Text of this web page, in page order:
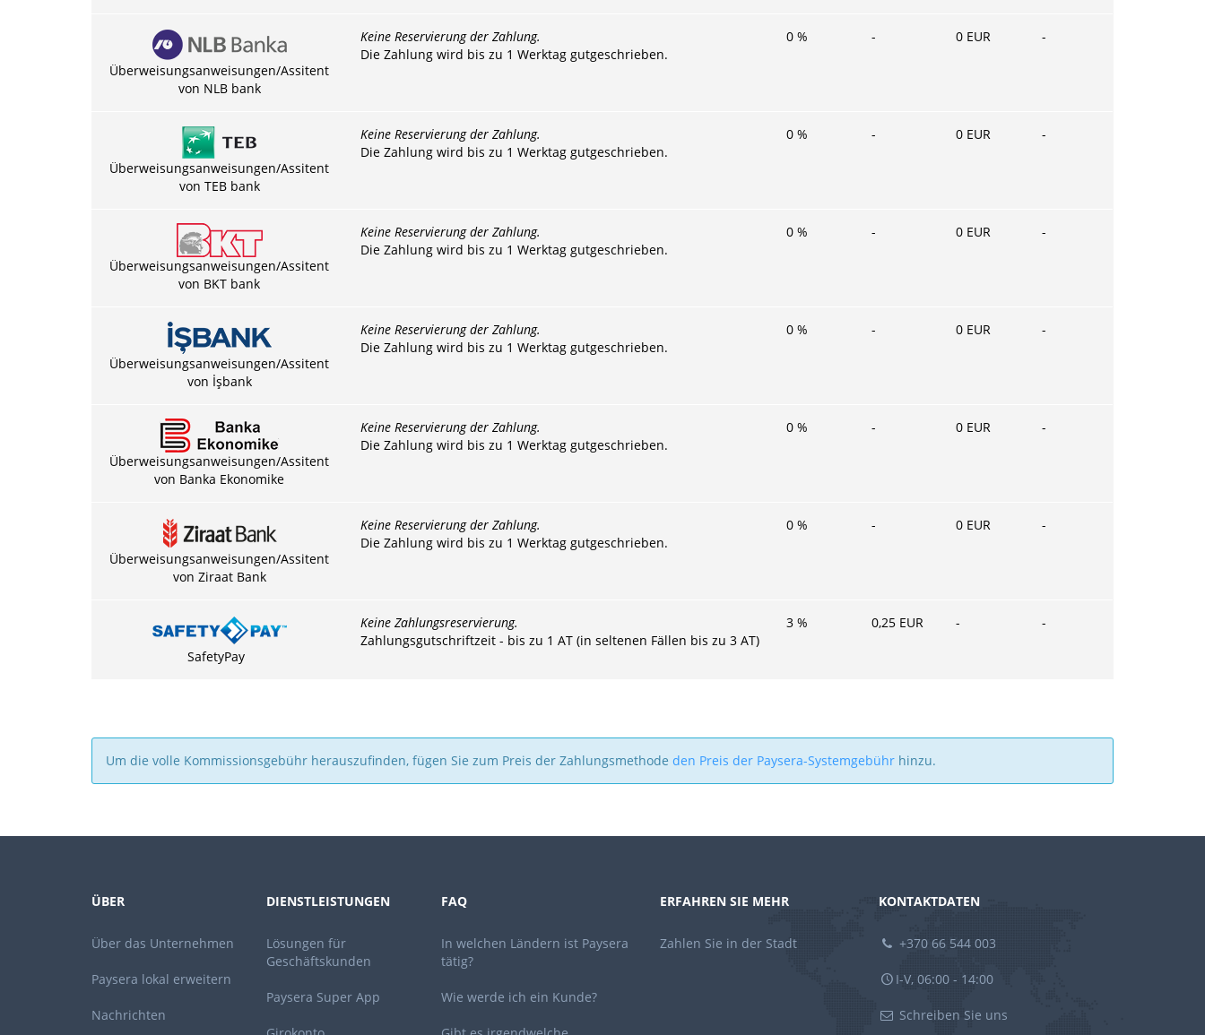
Überweisungsanweisungen/Assitent
von NLB bank
Keine Reservierung der Zahlung.
Die Zahlung wird bis zu 1 Werktag gutgeschrieben.
0 % - 0 EUR -
Überweisungsanweisungen/Assitent
von TEB bank
Keine Reservierung der Zahlung.
Die Zahlung wird bis zu 1 Werktag gutgeschrieben.
0 % - 0 EUR -
Überweisungsanweisungen/Assitent
von BKT bank
Keine Reservierung der Zahlung.
Die Zahlung wird bis zu 1 Werktag gutgeschrieben.
0 % - 0 EUR -
Überweisungsanweisungen/Assitent
von İşbank
Keine Reservierung der Zahlung.
Die Zahlung wird bis zu 1 Werktag gutgeschrieben.
0 % - 0 EUR -
Überweisungsanweisungen/Assitent
von Banka Ekonomike
Keine Reservierung der Zahlung.
Die Zahlung wird bis zu 1 Werktag gutgeschrieben.
0 % - 0 EUR -
Überweisungsanweisungen/Assitent
von Ziraat Bank
Keine Reservierung der Zahlung.
Die Zahlung wird bis zu 1 Werktag gutgeschrieben.
0 % - 0 EUR -
SafetyPay
Keine Zahlungsreservierung.
Zahlungsgutschriftzeit - bis zu 1 AT (in seltenen Fällen bis zu 3 AT)
3 % 0,25 EUR - -
Um die volle Kommissionsgebühr herauszufinden, fügen Sie zum Preis der Zahlungsmethode den Preis der Paysera-Systemgebühr hinzu.
ÜBER
Über das Unternehmen
Paysera lokal erweitern
Nachrichten
DIENSTLEISTUNGEN
Lösungen für
Geschäftskunden
Paysera Super App
FAQ
In welchen Ländern ist Paysera
tätig?
Wie werde ich ein Kunde?
ERFAHREN SIE MEHR
Zahlen Sie in der Stadt
KONTAKTDATEN
+370 66 544 003
I-V, 06:00 - 14:00
Schreiben Sie uns